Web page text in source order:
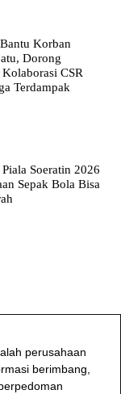
Korban
Dorong
CSR
Terdampak
Soeratin 2026
Sepak Bola Bisa
perusahaan
berimbang,